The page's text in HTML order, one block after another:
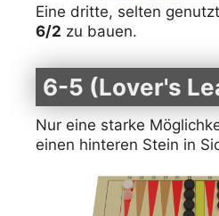
Eine dritte, selten
6/2 zu bauen.
6-5 (Lover's
Nur eine starke
einen hinteren Stein in